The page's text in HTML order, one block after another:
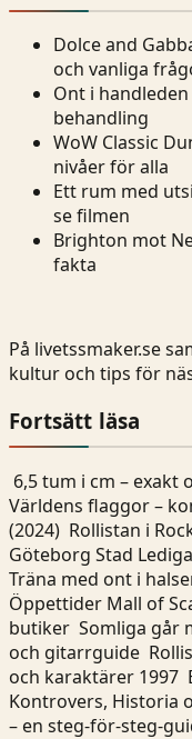
Dolce and
och vanliga
Ont i
behandling
WoW Classic
nivåer för alla
Ett rum med
se filmen
Brighton mot
fakta
På livetssmaker.se
kultur och tips för
Fortsätt läsa
6,5 tum i cm – exakt
Världens flaggor –
(2024) Rollistan i
Göteborg Stad
Träna med ont i
Öppettider Mall of
butiker Somliga går
och gitarrguide
och karaktärer 1997
Kontrovers, Historia
– en steg-för-steg-